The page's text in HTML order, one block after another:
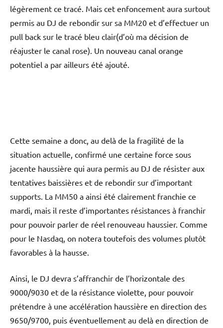
légèrement ce tracé. Mais cet enfoncement aura surtout
permis au DJ de rebondir sur sa MM20 et d’effectuer un
pull back sur le tracé bleu clair(d’où ma décision de
réajuster le canal rose). Un nouveau canal orange
potentiel a par ailleurs été ajouté.
Cette semaine a donc, au delà de la fragilité de la
situation actuelle, confirmé une certaine force sous
jacente haussière qui aura permis au DJ de résister aux
tentatives baissières et de rebondir sur d’important
supports. La MM50 a ainsi été clairement franchie ce
mardi, mais il reste d’importantes résistances à franchir
pour pouvoir parler de réel renouveau haussier. Comme
pour le Nasdaq, on notera toutefois des volumes plutôt
favorables à la hausse.
Ainsi, le DJ devra s’affranchir de l’horizontale des
9000/9030 et de la résistance violette, pour pouvoir
prétendre à une accélération haussière en direction des
9650/9700, puis éventuellement au delà en direction de